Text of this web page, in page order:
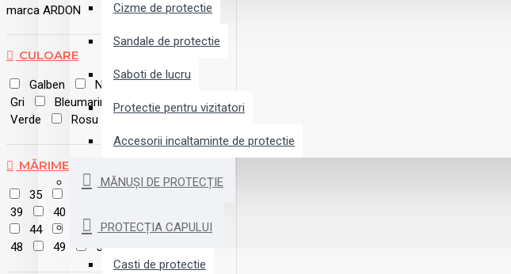
Cizme de protectie
Sandale de protectie
Saboti de lucru
Protectie pentru vizitatori
Accesorii incaltaminte de protectie
MĂNUȘI DE PROTECȚIE
PROTECȚIA CAPULUI
Casti de protectie
marca ARDON
CULOARE
Galben Negru
Alb
Gri
Bleumarin
Albastru
Verde
Rosu
MĂRIME
35
39
40
44
45 46
47
48
49 50